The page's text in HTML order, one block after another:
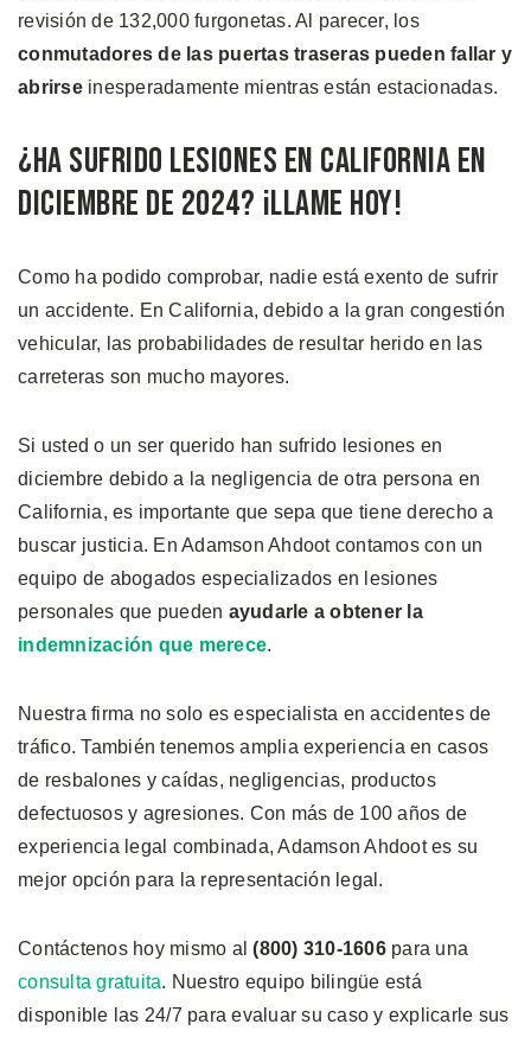
revisión de 132,000 furgonetas. Al parecer, los
conmutadores de las puertas traseras pueden fallar y
abrirse inesperadamente mientras están estacionadas.
¿Ha Sufrido Lesiones en California en
Diciembre de 2024? ¡Llame Hoy!
Como ha podido comprobar, nadie está exento de sufrir
un accidente. En California, debido a la gran congestión
vehicular, las probabilidades de resultar herido en las
carreteras son mucho mayores.
Si usted o un ser querido han sufrido lesiones en
diciembre debido a la negligencia de otra persona en
California, es importante que sepa que tiene derecho a
buscar justicia. En Adamson Ahdoot contamos con un
equipo de abogados especializados en lesiones
personales que pueden ayudarle a obtener la
indemnización que merece.
Nuestra firma no solo es especialista en accidentes de
tráfico. También tenemos amplia experiencia en casos
de resbalones y caídas, negligencias, productos
defectuosos y agresiones. Con más de 100 años de
experiencia legal combinada, Adamson Ahdoot es su
mejor opción para la representación legal.
Contáctenos hoy mismo al (800) 310-1606 para una
consulta gratuita. Nuestro equipo bilingüe está
disponible las 24/7 para evaluar su caso y explicarle sus